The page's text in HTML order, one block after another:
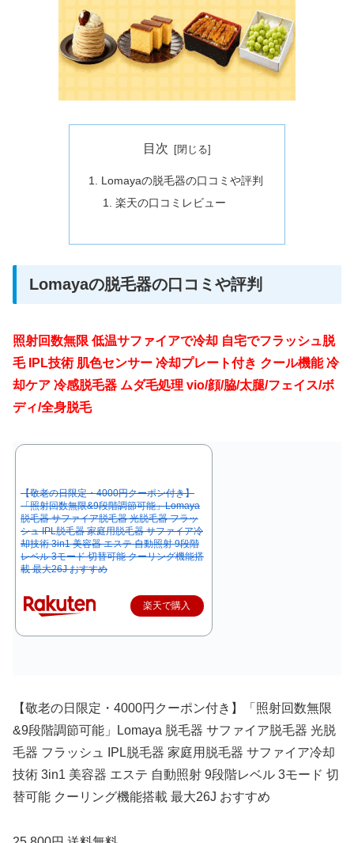
目次
Lomayaの脱毛器の口コミや評判
楽天の口コミレビュー
Lomayaの脱毛器の口コミや評判
照射回数無限 低温サファイアで冷却 自宅でフラッシュ脱
毛 IPL技術 肌色センサー 冷却プレート付き クール機能 冷
却ケア 冷感脱毛器 ムダ毛処理 vio/顔/脇/太腿/フェイス/ボ
ディ/全身脱毛
【敬老の日限定・4000円クーポン付き】
「照射回数無限&9段階調節可能」Lomaya
脱毛器 サファイア脱毛器 光脱毛器 フラッ
シュ IPL脱毛器 家庭用脱毛器 サファイア冷
却技術 3in1 美容器 エステ 自動照射 9段階
レベル 3モード 切替可能 クーリング機能搭
載 最大26J おすすめ
楽天で購入
【敬老の日限定・4000円クーポン付き】「照射回数無限
&9段階調節可能」Lomaya 脱毛器 サファイア脱毛器 光脱
毛器 フラッシュ IPL脱毛器 家庭用脱毛器 サファイア冷却
技術 3in1 美容器 エステ 自動照射 9段階レベル 3モード 切
替可能 クーリング機能搭載 最大26J おすすめ